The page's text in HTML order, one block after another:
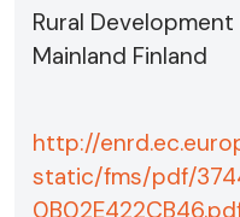
Rural
Mainland Finland
http://
static/fms/pdf/